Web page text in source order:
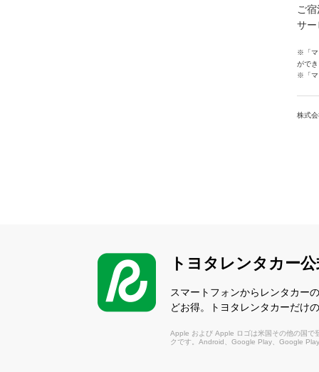
ご
サー
※「マ
がで
※「マ
株式
トヨタレンタカー
スマートフォンからレンタカー
どお得。トヨタレンタカーだけ
Apple および Apple ロゴは米国その他の国
クです。Android、Google Play、Google